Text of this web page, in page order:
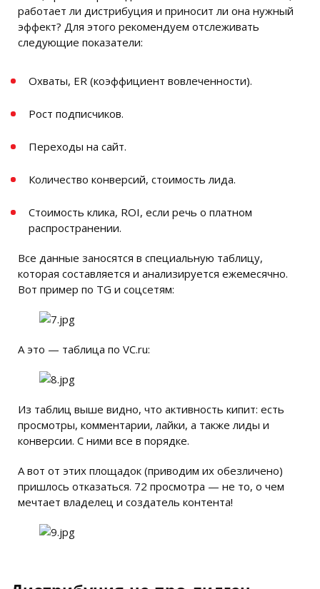
работает ли дистрибуция и приносит ли она нужный
эффект? Для этого рекомендуем отслеживать
следующие показатели:
Охваты, ER (коэффициент вовлеченности).
Рост подписчиков.
Переходы на сайт.
Количество конверсий, стоимость лида.
Стоимость клика, ROI, если речь о платном
распространении.
Все данные заносятся в специальную таблицу,
которая составляется и анализируется ежемесячно.
Вот пример по TG и соцсетям:
А это — таблица по VC.ru:
Из таблиц выше видно, что активность кипит: есть
просмотры, комментарии, лайки, а также лиды и
конверсии. С ними все в порядке.
А вот от этих площадок (приводим их обезличено)
пришлось отказаться. 72 просмотра — не то, о чем
мечтает владелец и создатель контента!